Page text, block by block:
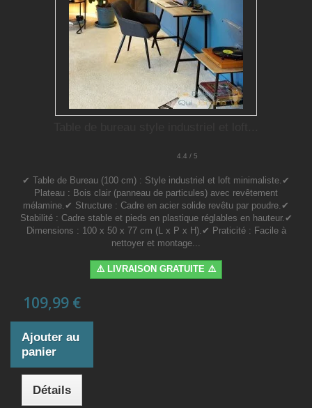
4.4 / 5
✔ Table de Bureau (100 cm) : Style industriel et loft minimaliste.✔
Plateau : Bois clair (panneau de particules) avec revêtement
mélamine.✔ Structure : Cadre en acier solide revêtu par poudre.✔
Stabilité : Cadre stable et pieds en plastique réglables en hauteur.✔
Dimensions : 100 x 50 x 77 cm (L x P x H).✔ Praticité : Facile à
nettoyer et montage...
⚠️ LIVRAISON GRATUITE ⚠️
109,99 €
Ajouter au
panier
Détails